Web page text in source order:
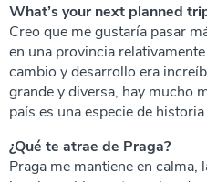
What’s your next planned
Creo que me gustaría pasar
en una provincia
cambio y desarrollo era
grande y diversa, hay mucho
país es una especie de
¿Qué te atrae de Praga?
Praga me mantiene en calma,